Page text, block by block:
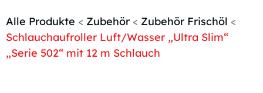
Handelspartner werden
Alle Produkte < Zubehör < Zubehör Frischöl <
Schlauchaufroller Luft/Wasser „Ultra Slim“
„Serie 502“ mit 12 m Schlauch